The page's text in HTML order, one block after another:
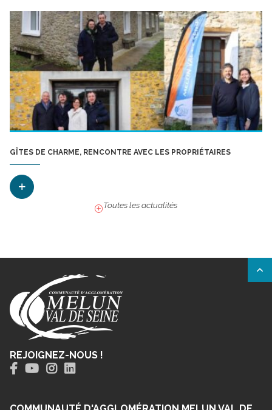
GÎTES DE CHARME, RENCONTRE AVEC LES PROPRIÉTAIRES
Toutes les actualités
REJOIGNEZ-NOUS !